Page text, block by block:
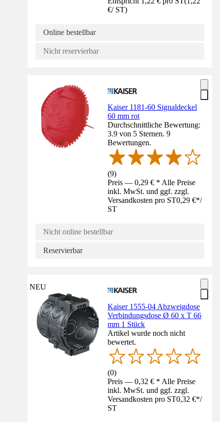
€/ ST)
Online bestellbar
Nicht reservierbar
Kaiser 1181-60 Signaldeckel
60 mm rot
Durchschnittliche Bewertung:
3.9 von 5 Sternen. 9
Bewertungen.
(9)
Preis — 0,29 € * Alle Preise
inkl. MwSt. und ggf. zzgl.
Versandkosten pro ST0,29 €*/
ST
Nicht online bestellbar
Reservierbar
NEU
Kaiser 1555-04 Abzweigdose
Verbindungsdose Ø 60 x T 66
mm 1 Stück
Artikel wurde noch nicht
bewertet.
(0)
Preis — 0,32 € * Alle Preise
inkl. MwSt. und ggf. zzgl.
Versandkosten pro ST0,32 €*/
ST